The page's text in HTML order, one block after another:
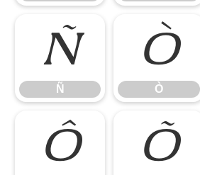
Ñ
Ñ
Ò
Ò
Ô Õ